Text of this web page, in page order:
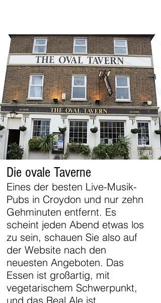
Die ovale Taverne
Eines der besten Live-Musik-
Pubs in Croydon und nur zehn
Gehminuten entfernt. Es
scheint jeden Abend etwas los
zu sein, schauen Sie also auf
der Website nach den
neuesten Angeboten. Das
Essen ist großartig, mit
vegetarischem Schwerpunkt,
und das Real Ale ist